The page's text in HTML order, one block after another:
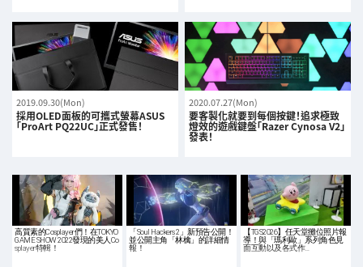
2019.09.30(Mon)
採用OLED面板的可攜式螢幕ASUS
「ProArt PQ22UC」正式發售！
2020.07.27(Mon)
要客製化就要到每個按鍵！追求極致
燈效的遊戲鍵盤「Razer Cynosa V2」
發表！
高質素的Cosplayer們！在TOKYO
GAME SHOW 2022發現的美人Co
splayer特輯！
「Soul Hackers 2」新預告公開！
並公開主角「林檎」的詳細情
報！
【TGS2026】任天堂攤位照片報
導！與「瑪利歐」系列角色見
面互動以及各式作…